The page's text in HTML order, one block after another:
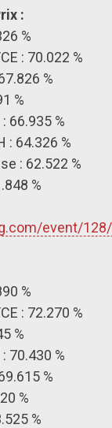
:
%
: 70.022 %
%
%
66.935 %
: 64.326 %
: 62.522 %
%
event/
%
: 72.270 %
%
70.430 %
%
%
%